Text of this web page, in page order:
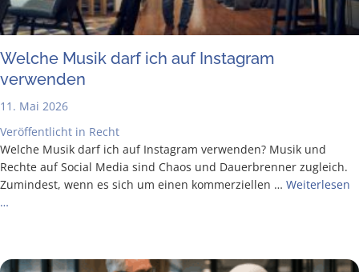
Wel­che Musik darf ich auf Insta­gram
verwenden
11. Mai 2026
Veröffentlicht in Recht
Wel­che Musik darf ich auf Insta­gram ver­wen­den? Musik und
Rech­te auf Social Media sind Cha­os und Dau­er­bren­ner zugleich.
Zumin­dest, wenn es sich um einen kom­mer­zi­el­len … Wei­ter­le­sen
…